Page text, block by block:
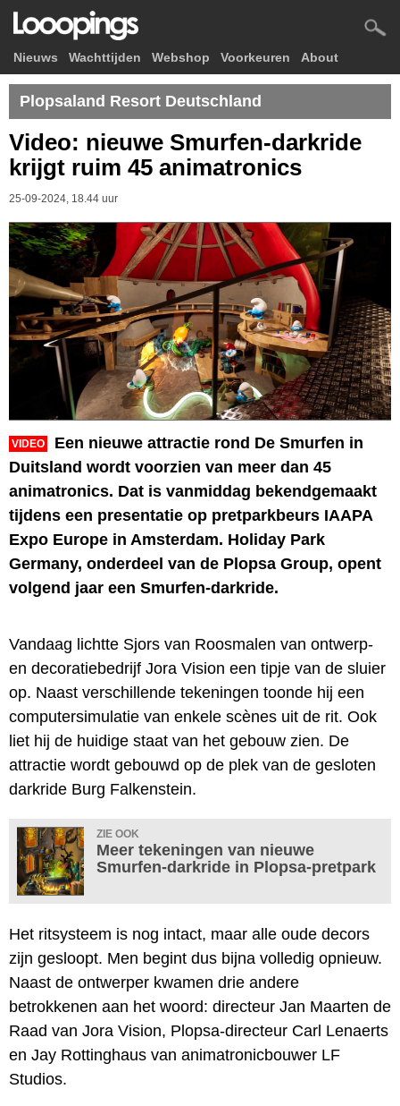
Nieuws Wachttijden Webshop Voorkeuren About
Plopsaland Resort Deutschland
Video: nieuwe Smurfen-darkride
krijgt ruim 45 animatronics
25-09-2024, 18.44 uur
VIDEO
Een nieuwe attractie rond De Smurfen in
Duitsland wordt voorzien van meer dan 45
animatronics. Dat is vanmiddag bekendgemaakt
tijdens een presentatie op pretparkbeurs IAAPA
Expo Europe in Amsterdam. Holiday Park
Germany, onderdeel van de Plopsa Group, opent
volgend jaar een Smurfen-darkride.
Vandaag lichtte Sjors van Roosmalen van ontwerp-
en decoratiebedrijf Jora Vision een tipje van de sluier
op. Naast verschillende tekeningen toonde hij een
computersimulatie van enkele scènes uit de rit. Ook
liet hij de huidige staat van het gebouw zien. De
attractie wordt gebouwd op de plek van de gesloten
darkride Burg Falkenstein.
ZIE OOK
Meer tekeningen van nieuwe
Smurfen-darkride in Plopsa-pretpark
Het ritsysteem is nog intact, maar alle oude decors
zijn gesloopt. Men begint dus bijna volledig opnieuw.
Naast de ontwerper kwamen drie andere
betrokkenen aan het woord: directeur Jan Maarten de
Raad van Jora Vision, Plopsa-directeur Carl Lenaerts
en Jay Rottinghaus van animatronicbouwer LF
Studios.